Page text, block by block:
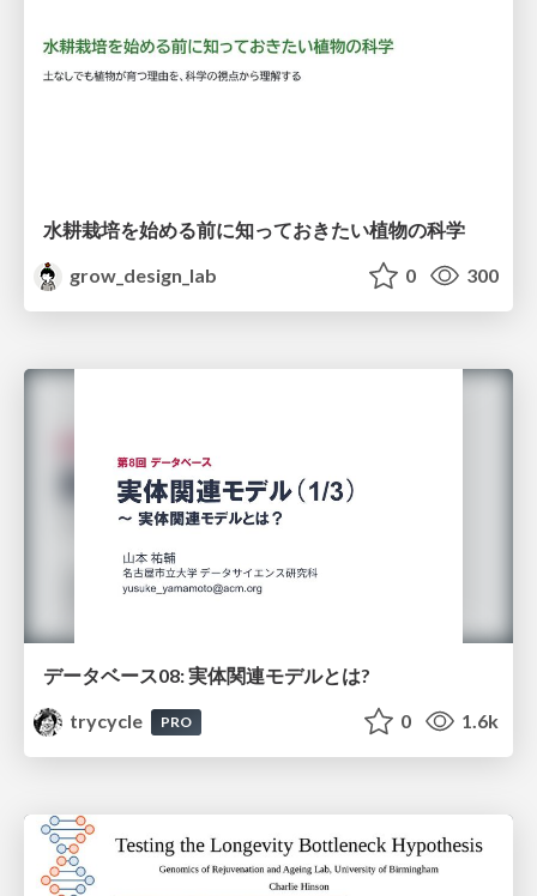
水耕栽培を始める前に知っておきたい植物の科学
grow_design_lab
0 300
データベース08: 実体関連モデルとは?
trycycle
PRO 0 1.6k